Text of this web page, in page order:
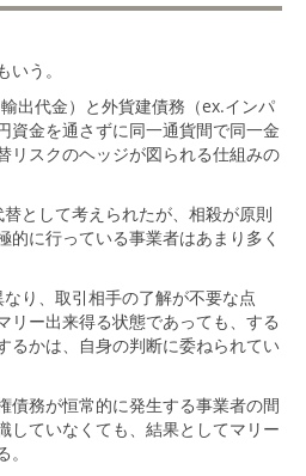
う。
出代金）と外貨建債務（ex.インパ
資金を通さずに同一通貨間で同一金
リスクのヘッジが図られる仕組みの
として考えられたが、相殺が原則
的に行っている事業者はあまり多く
り、取引相手の了解が不要な点
リー出来得る状態であっても、する
るかは、自身の判断に委ねられてい
債務が恒常的に発生する事業者の間
していなくても、結果としてマリー